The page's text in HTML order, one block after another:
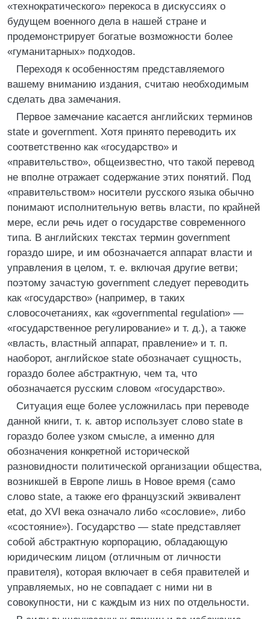
«технократического» перекоса в дискуссиях о
будущем военного дела в нашей стране и
продемонстрирует богатые возможности более
«гуманитарных» подходов.
Переходя к особенностям представляемого
вашему вниманию издания, считаю необходимым
сделать два замечания.
Первое замечание касается английских терминов
state и government. Хотя принято переводить их
соответственно как «государство» и
«правительство», общеизвестно, что такой перевод
не вполне отражает содержание этих понятий. Под
«правительством» носители русского языка обычно
понимают исполнительную ветвь власти, по крайней
мере, если речь идет о государстве современного
типа. В английских текстах термин government
гораздо шире, и им обозначается аппарат власти и
управления в целом, т. е. включая другие ветви;
поэтому зачастую government следует переводить
как «государство» (например, в таких
словосочетаниях, как «governmental regulation» —
«государственное регулирование» и т. д.), а также
«власть, властный аппарат, правление» и т. п.
наоборот, английское state обозначает сущность,
гораздо более абстрактную, чем та, что
обозначается русским словом «государство».
Ситуация еще более усложнилась при переводе
данной книги, т. к. автор использует слово state в
гораздо более узком смысле, а именно для
обозначения конкретной исторической
разновидности политической организации общества,
возникшей в Европе лишь в Новое время (само
слово state, а также его французский эквивалент
etat, до XVI века означало либо «сословие», либо
«состояние»). Государство — state представляет
собой абстрактную корпорацию, обладающую
юридическим лицом (отличным от личности
правителя), которая включает в себя правителей и
управляемых, но не совпадает с ними ни в
совокупности, ни с каждым из них по отдельности.